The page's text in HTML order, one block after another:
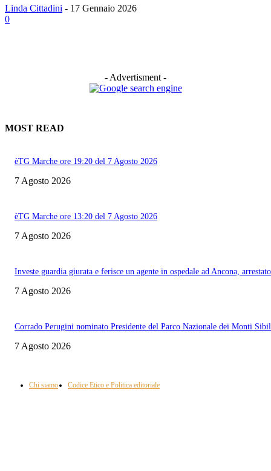
Linda Cittadini - 17 Gennaio 2026
0
- Advertisment -
MOST READ
èTG Marche ore 19:20 del 7 Agosto 2026
7 Agosto 2026
èTG Marche ore 13:20 del 7 Agosto 2026
7 Agosto 2026
Investe guardia giurata e ferisce un agente in ospedale ad Ancona, arrestato
7 Agosto 2026
Corrado Perugini nominato Presidente del Parco Nazionale dei Monti
7 Agosto 2026
Chi siamo Codice Etico e Politica editoriale